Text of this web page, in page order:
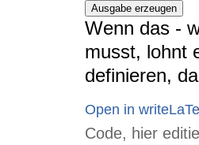
Ausgabe erzeugen
Wenn das -
musst, lohnt
definieren,
Open in
Code, hier